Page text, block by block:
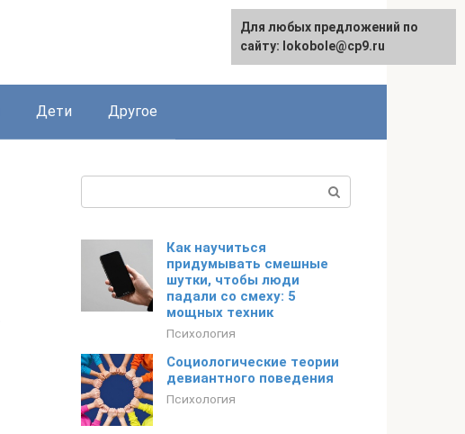
English
Дети Другое
Как научиться
придумывать смешные
шутки, чтобы люди
падали со смеху: 5
мощных техник
Психология
Социологические теории
девиантного поведения
Психология
Для любых предложений по
сайту: lokobole@cp9.ru